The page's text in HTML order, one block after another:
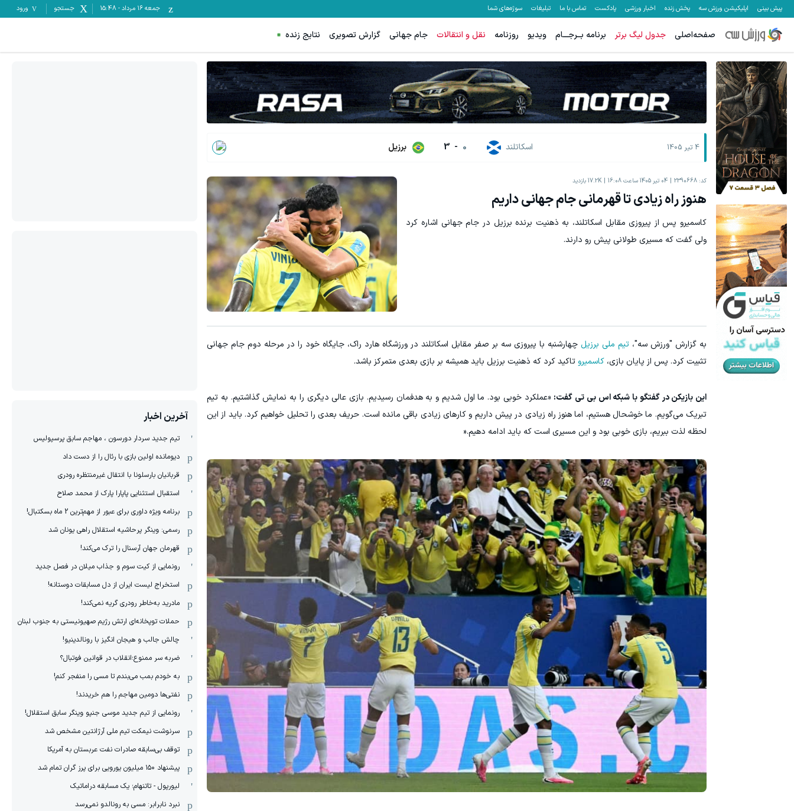
پیش بینی اپلیکیشن ورزش سه پخش زنده اخبار ورزشی پادکست تماس با ما تبلیغات سوژه‌های شما جمعه ۱۶ مرداد -
15:48 جستجو ورود
صفحه‌اصلی جدول لیگ برتر برنامه بــرجـــام ویدیو روزنامه نقل و انتقالات جام جهانی گزارش تصویری نتایج زنده
4 تیر 1405 اسکاتلند 0
-
3 برزیل
کد: 2390668 04 تیر 1405 ساعت 16:08 17.2K بازدید
هنوز راه زیادی تا قهرمانی جام جهانی داریم
کاسمیرو پس از پیروزی مقابل اسکاتلند، به ذهنیت برنده برزیل در جام جهانی اشاره کرد
ولی گفت که مسیری طولانی پیش رو دارند.
به گزارش "ورزش سه"، تیم ملی برزیل چهارشنبه با پیروزی سه بر صفر مقابل اسکاتلند در ورزشگاه هارد راک، جایگاه خود را در مرحله دوم جام جهانی
تثبیت کرد. پس از پایان بازی، کاسمیرو تاکید کرد که ذهنیت برزیل باید همیشه بر بازی بعدی متمرکز باشد.
این بازیکن در گفتگو با شبکه اس بی تی گفت: «عملکرد خوبی بود. ما اول شدیم و به هدفمان رسیدیم. بازی عالی دیگری را به نمایش گذاشتیم. به تیم
تبریک می‌گویم. ما خوشحال هستیم، اما هنوز راه زیادی در پیش داریم و کارهای زیادی باقی مانده است. حریف بعدی را تحلیل خواهیم کرد. باید از این
لحظه لذت ببریم، بازی خوبی بود و این مسیری است که باید ادامه دهیم.«
آخرین اخبار
تیم جدید سردار دورسون ، مهاجم سابق پرسپولیس
دیومانده اولین بازی با رئال را از دست داد
قربانیان بارسلونا با انتقال غیرمنتظره رودری
استقبال استثنایی پاپارا پارک از محمد صلاح
برنامه ویژه داوری برای عبور از مهم‌ترین 2 ماه بسکتبال!
رسمی: وینگر پرحاشیه استقلال راهی یونان شد
قهرمان جهان آرسنال را ترک می‌کند!
رونمایی از کیت سوم و جذاب میلان در فصل جدید
استخراج لیست ایران از دل مسابقات دوستانه!
مادرید به‌خاطر رودری گریه نمی‌کند!
حملات توپخانه‌ای ارتش رژیم صهیونیستی به جنوب لبنان
چالش جالب و هیجان انگیز با رونالدینیو!
ضربه سر ممنوع؛انقلاب در قوانین فوتبال؟
به خودم بمب می‌بندم تا مسی را منفجر کنم!
نفتی‌ها دومین مهاجم را هم خریدند!
رونمایی از تیم جدید موسی جنپو وینگر سابق استقلال!
سرنوشت نیمکت تیم ملی آرژانتین مشخص شد
توقف بی‌سابقه صادرات نفت عربستان به آمریکا
پیشنهاد ۱۵۰ میلیون یورویی برای پرز گران تمام شد
لیورپول - تاتنهام؛ یک مسابقه دراماتیک
نبرد نابرابر: مسی به رونالدو نمی‌رسد